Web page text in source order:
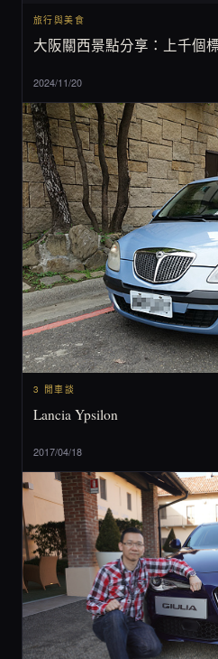
旅行與美食
大阪關西景點分享：上千個
2024/11/20
3 閒車談
Lancia Ypsilon
2017/04/18